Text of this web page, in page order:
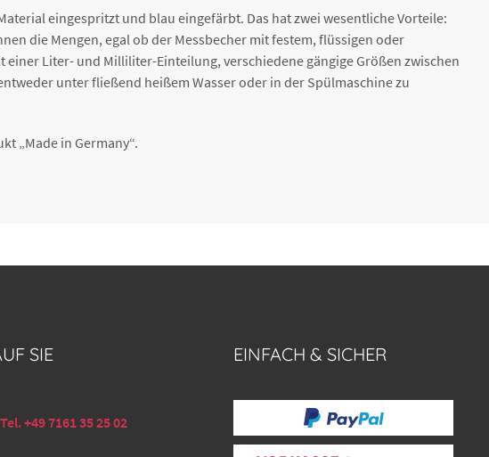
eingespritzt und blau eingefärbt. Das hat zwei wesentliche Vorteile:
die Mengen, egal ob der Messbecher mit festem, flüssigen oder
Liter- und Milliliter-Einteilung, verschiedene gängige Größen zwischen
unter fließend heißem Wasser oder in der Spülmaschine zu
„Made in Germany“.
SIE
Tel. +49 7161 35 25 02
EINFACH & SICHER